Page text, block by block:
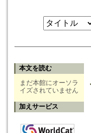
本文を読む
まだ本館にオーソラ
イズされていません
加えサービス